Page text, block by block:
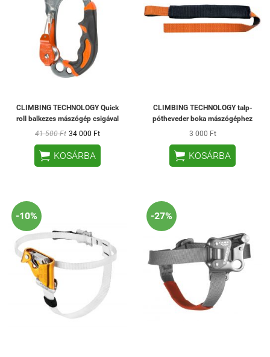
CLIMBING TECHNOLOGY Quick
roll balkezes mászógép csigával
41 500 Ft 34 000 Ft
 KOSÁRBA
CLIMBING TECHNOLOGY talp-
pótheveder boka mászógéphez
3 000 Ft
 KOSÁRBA
-10% -27%